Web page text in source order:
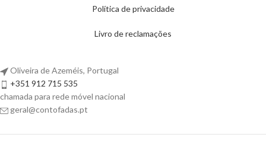
Política de privacidade
Livro de reclamações
Oliveira de Azeméis, Portugal
+351 912 715 535
chamada para rede móvel nacional
geral@contofadas.pt